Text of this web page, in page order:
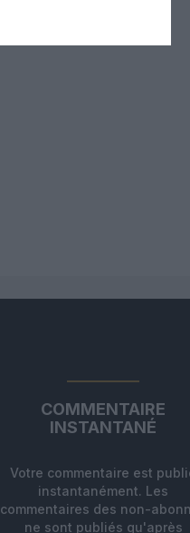
COMMENTAIRE
INSTANTANÉ
Votre commentaire est
instantanément. Les
commentaires des non-
ne sont publiés qu'après